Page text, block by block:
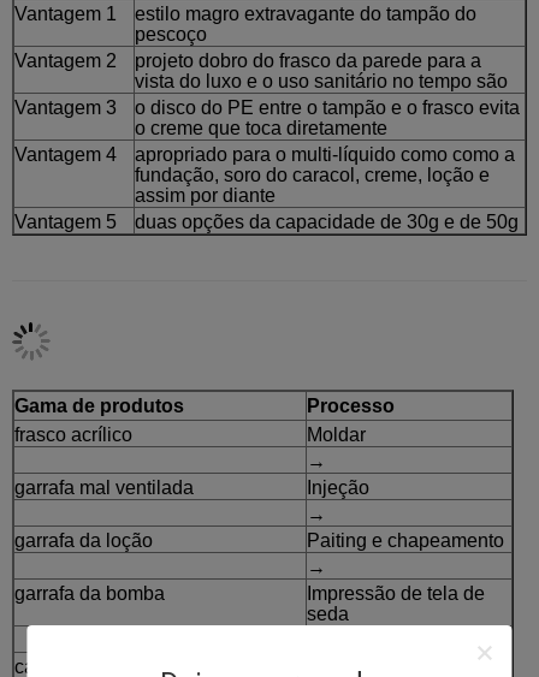
Vantagem 1
estilo magro extravagante do tampão do
pescoço
Vantagem 2
projeto dobro do frasco da parede para a
vista do luxo e o uso sanitário no tempo são
Vantagem 3
o disco do PE entre o tampão e o frasco evita
o creme que toca diretamente
Vantagem 4
apropriado para o multi-líquido como como a
fundação, soro do caracol, creme, loção e
assim por diante
Vantagem 5
duas opções da capacidade de 30g e de 50g
Gama de produtos
Processo
frasco acrílico
Moldar
→
garrafa mal ventilada
Injeção
→
garrafa da loção
Paiting e chapeamento
→
garrafa da bomba
Impressão de tela de
seda
caixa fraca do pó
Embalagem